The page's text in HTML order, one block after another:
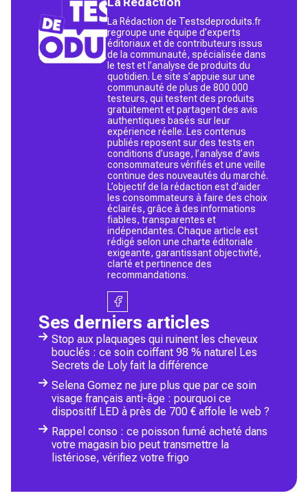
La Rédaction de Testsdeproduits.fr
regroupe une équipe d’experts
éditoriaux et de contributeurs issus
de la communauté, spécialisée dans
le test et l’analyse de produits du
quotidien. Le site s’appuie sur une
communauté de plus de 800 000
testeurs, qui testent des produits
gratuitement et partagent des avis
authentiques basés sur leur
expérience réelle. Les contenus
publiés reposent sur des tests en
conditions d’usage, l’analyse d’avis
consommateurs vérifiés et une veille
continue des nouveautés du marché.
L’objectif de la rédaction est d’aider
les consommateurs à faire des choix
éclairés, grâce à des informations
fiables, transparentes et
indépendantes. Chaque article est
rédigé selon une charte éditoriale
exigeante, garantissant objectivité,
clarté et pertinence des
recommandations.
Ses derniers articles
Stop aux plaquages qui ruinent les cheveux
bouclés : ce soin coiffant 98 % naturel Les
Secrets de Loly fait la différence
Selena Gomez ne jure plus que par ce soin
visage français anti-âge : pourquoi ce
dispositif LED à près de 700 € affole le web ?
Rappel conso : ce poisson fumé acheté dans
votre magasin bio peut transmettre la
listériose, vérifiez votre frigo